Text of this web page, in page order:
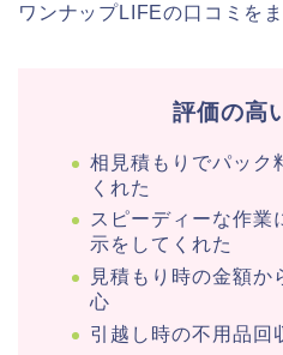
ワンナップLIFEの口コミを
評価の高
相見積もりでパック
くれた
スピーディーな作業
示をしてくれた
見積もり時の金額か
心
引越し時の不用品回